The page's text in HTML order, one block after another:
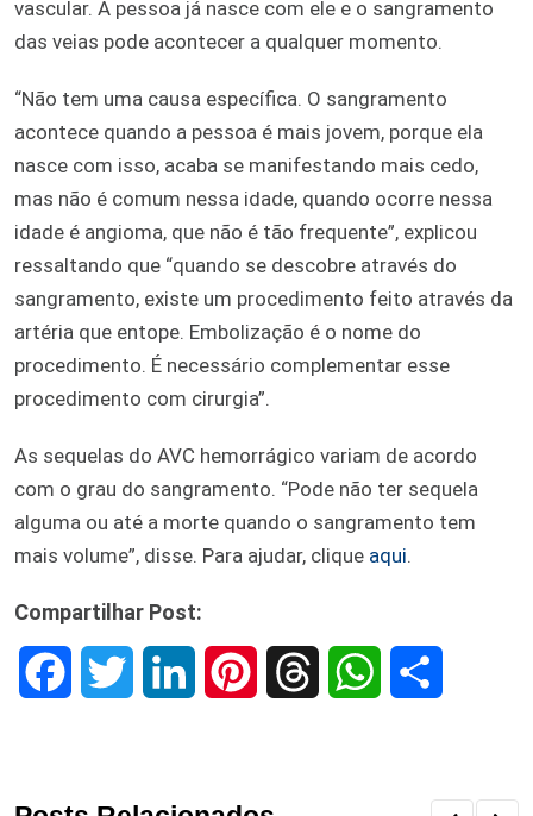
vascular. A pessoa já nasce com ele e o sangramento
das veias pode acontecer a qualquer momento.
“Não tem uma causa específica. O sangramento
acontece quando a pessoa é mais jovem, porque ela
nasce com isso, acaba se manifestando mais cedo,
mas não é comum nessa idade, quando ocorre nessa
idade é angioma, que não é tão frequente”, explicou
ressaltando que “quando se descobre através do
sangramento, existe um procedimento feito através da
artéria que entope. Embolização é o nome do
procedimento. É necessário complementar esse
procedimento com cirurgia”.
As sequelas do AVC hemorrágico variam de acordo
com o grau do sangramento. “Pode não ter sequela
alguma ou até a morte quando o sangramento tem
mais volume”, disse. Para ajudar, clique aqui.
Compartilhar Post: